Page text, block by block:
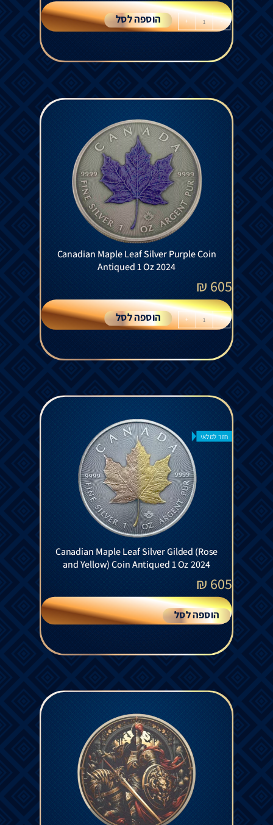
-
+ הוספה לסל
Canadian Maple Leaf Silver Purple Coin
Antiqued 1 Oz 2024
605
₪
-
+ הוספה לסל
חזר למלאי
Canadian Maple Leaf Silver Gilded (Rose
and Yellow) Coin Antiqued 1 Oz 2024
605
₪
הוספה לסל